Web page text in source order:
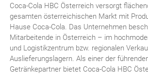
Coca-Cola HBC Österreich versorgt
gesamten österreichischen Markt mit
Hause Coca-Cola. Das Unternehmen
Mitarbeitende in Österreich – im
und Logistikzentrum bzw. regionalen
Auslieferungslagern. Als einer der
Getränkepartner bietet Coca-Cola HBC